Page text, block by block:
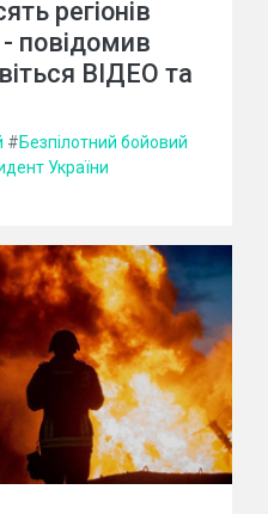
регіонів
повідомив
ВІДЕО та
#Безпілотний бойовий
України